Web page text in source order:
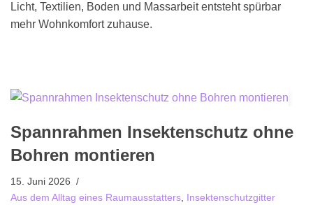
Licht, Textilien, Boden und Massarbeit entsteht spürbar
mehr Wohnkomfort zuhause.
Spannrahmen Insektenschutz ohne
Bohren montieren
15. Juni 2026
Aus dem Alltag eines Raumausstatters Insektenschutzgitter